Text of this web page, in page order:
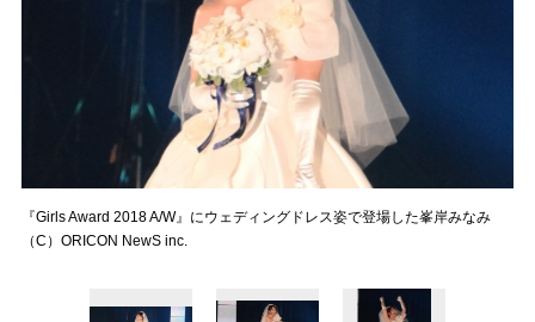
『Girls Award 2018 A/W』にウェディングドレス姿で登場した峯岸みなみ
（C）ORICON NewS inc.